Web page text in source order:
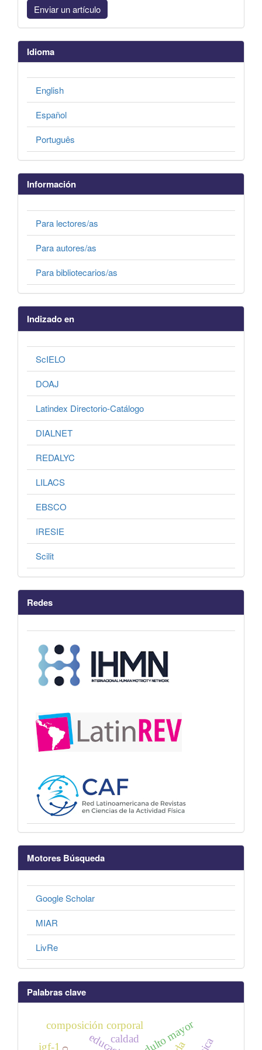
Enviar un artículo
Idioma
English
Español
Português
Información
Para lectores/as
Para autores/as
Para bibliotecarios/as
Indizado en
ScIELO
DOAJ
Latindex Directorio-Catálogo
DIALNET
REDALYC
LILACS
EBSCO
IRESIE
Scilit
Redes
Motores Búsqueda
Google Scholar
MIAR
LivRe
Palabras clave
composición corporaladulto mayor
igf-1
caldad